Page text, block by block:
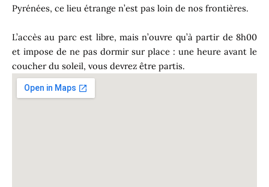
Pyrénées, ce lieu étrange n’est pas loin de nos frontières.
L’accès au parc est libre, mais n’ouvre qu’à partir de 8h00
et impose de ne pas dormir sur place : une heure avant le
coucher du soleil, vous devrez être partis.